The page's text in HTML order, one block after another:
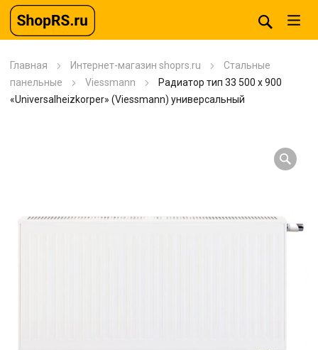
Главная Интернет-магазин shoprs.ru
Стальные
панельные
Viessmann
Радиатор тип 33 500 x 900
«Universalheizkorper» (Viessmann) универсальный